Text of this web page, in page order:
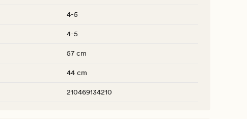
4-5
4-5
57 cm
44 cm
210469134210